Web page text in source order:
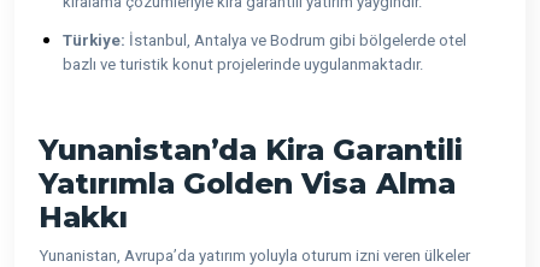
Türkiye: İstanbul, Antalya ve Bodrum gibi bölgelerde otel
bazlı ve turistik konut projelerinde uygulanmaktadır.
Yunanistan’da Kira Garantili
Yatırımla Golden Visa Alma
Hakkı
Yunanistan, Avrupa’da yatırım yoluyla oturum izni veren ülkeler